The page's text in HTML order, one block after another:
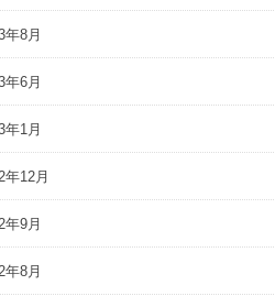
年8月
年6月
年1月
年12月
年9月
年8月